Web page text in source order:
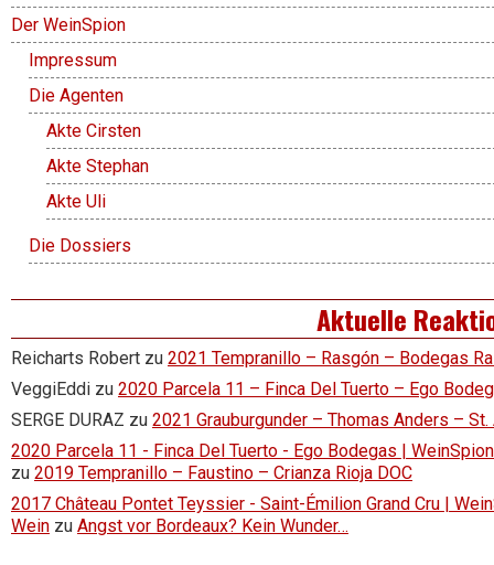
Der WeinSpion
Impressum
Die Agenten
Akte Cirsten
Akte Stephan
Akte Uli
Die Dossiers
Aktuelle
Reicharts Robert zu 2021 Tempranillo – Rasgón – Bodegas
VeggiEddi zu 2020 Parcela 11 – Finca Del Tuerto – Ego
SERGE DURAZ zu 2021 Grauburgunder – Thomas Anders – St.
2020 Parcela 11 - Finca Del Tuerto - Ego Bodegas |
zu 2019 Tempranillo – Faustino – Crianza Rioja DOC
2017 Château Pontet Teyssier - Saint-Émilion Grand Cru |
Wein zu Angst vor Bordeaux? Kein Wunder…